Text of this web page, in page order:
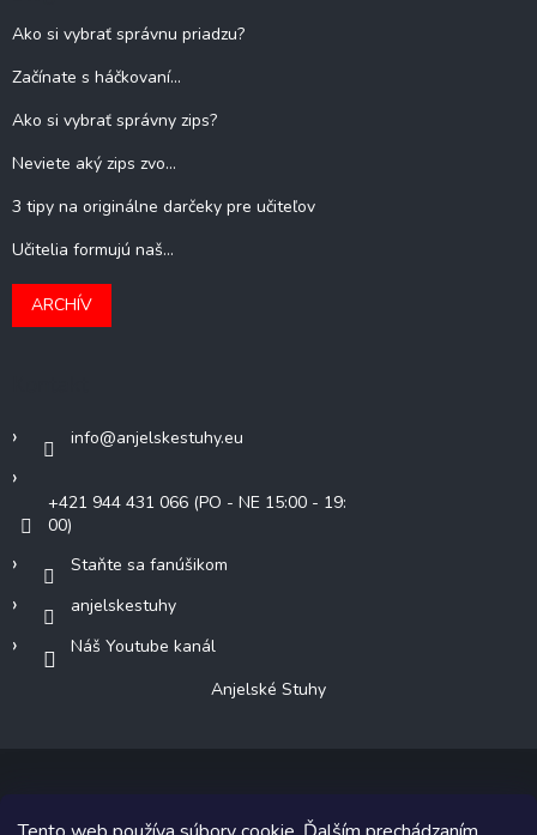
Ako si vybrať správnu priadzu?
Začínate s háčkovaní...
Ako si vybrať správny zips?
Neviete aký zips zvo...
3 tipy na originálne darčeky pre učiteľov
Učitelia formujú naš...
ARCHÍV
info@anjelskestuhy.eu
+421 944 431 066 (PO - NE 15:00 - 19:
00)
Staňte sa fanúšikom
anjelskestuhy
Náš Youtube kanál
Anjelské Stuhy